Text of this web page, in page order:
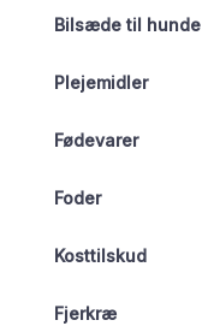
Bilsæde til hunde
Plejemidler
Fødevarer
Foder
Kosttilskud
Fjerkræ